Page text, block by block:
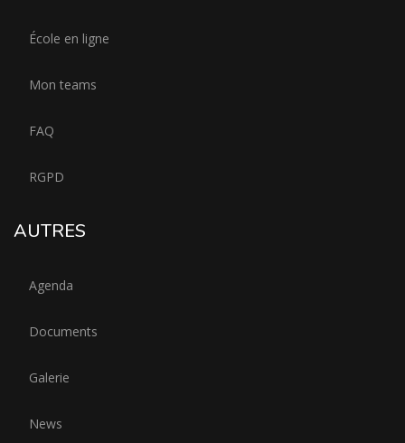
École en ligne
Mon teams
FAQ
RGPD
AUTRES
Agenda
Documents
Galerie
News